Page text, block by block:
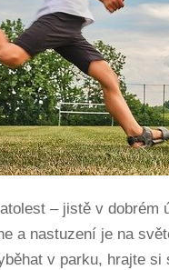
– jistě v dobrém
a nastuzení je na
v parku, hrajte